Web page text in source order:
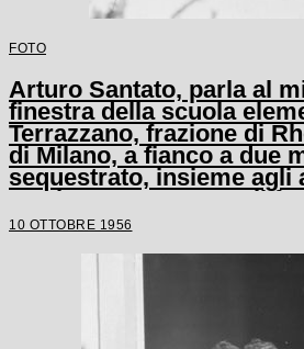
FOTO
Arturo Santato, parla al
finestra della scuola
Terrazzano, frazione di
di Milano, a fianco a due
sequestrato, insieme agli
un'altra maestra, con il
10 OTTOBRE 1956